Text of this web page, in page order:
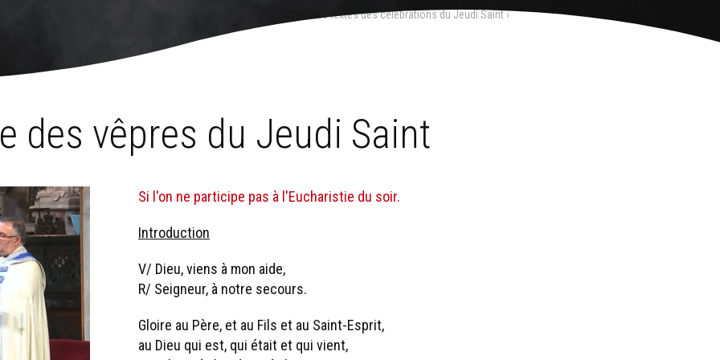
Les textes des célébrations du Jeudi Saint›
des vêpres du Jeudi Saint
Si l'on ne participe pas à l'Eucharistie du soir.
Introduction
V/ Dieu, viens à mon aide,
R/ Seigneur, à notre secours.
Gloire au Père, et au Fils et au Saint-Esprit,
au Dieu qui est, qui était et qui vient,